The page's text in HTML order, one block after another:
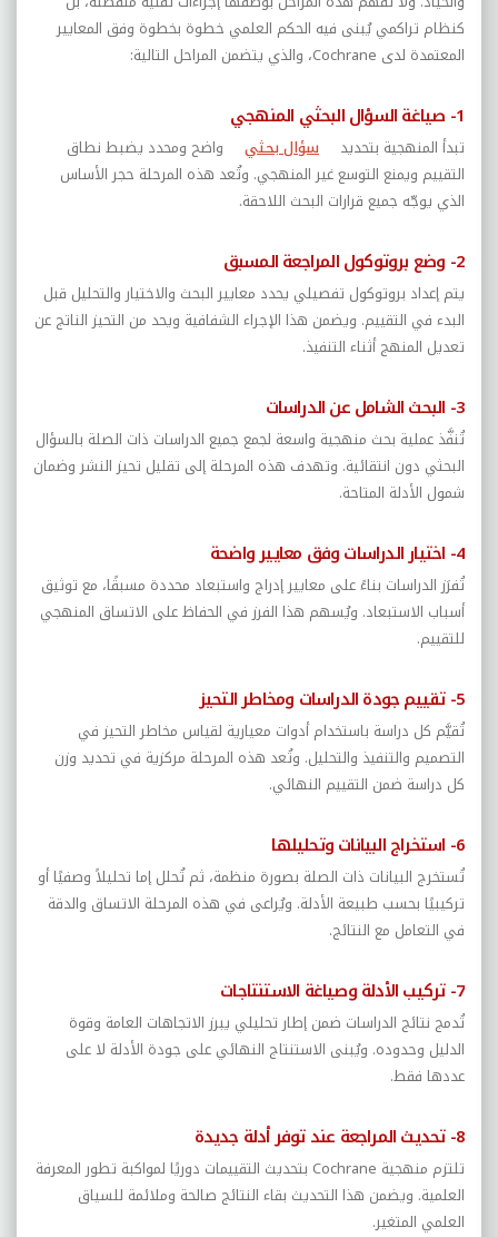
كنظام تراكمي يُبنى فيه الحكم العلمي خطوة بخطوة وفق المعايير
المعتمدة لدى Cochrane، والذي يتضمن المراحل التالية:
1- صياغة السؤال البحثي المنهجي
تبدأ المنهجية بتحديد سؤال بحثي
واضح ومحدد يضبط نطاق
التقييم ويمنع التوسع غير المنهجي. وتُعد هذه المرحلة حجر الأساس
الذي يوجّه جميع قرارات البحث اللاحقة.
2- وضع بروتوكول المراجعة المسبق
يتم إعداد بروتوكول تفصيلي يحدد معايير البحث والاختيار والتحليل قبل
البدء في التقييم. ويضمن هذا الإجراء الشفافية ويحد من التحيز الناتج عن
تعديل المنهج أثناء التنفيذ.
3- البحث الشامل عن الدراسات
تُنفَّذ عملية بحث منهجية واسعة لجمع جميع الدراسات ذات الصلة بالسؤال
البحثي دون انتقائية. وتهدف هذه المرحلة إلى تقليل تحيز النشر وضمان
شمول الأدلة المتاحة.
4- اختيار الدراسات وفق معايير واضحة
تُفرَز الدراسات بناءً على معايير إدراج واستبعاد محددة مسبقًا، مع توثيق
أسباب الاستبعاد. ويُسهم هذا الفرز في الحفاظ على الاتساق المنهجي
للتقييم.
5- تقييم جودة الدراسات ومخاطر التحيز
تُقيَّم كل دراسة باستخدام أدوات معيارية لقياس مخاطر التحيز في
التصميم والتنفيذ والتحليل. وتُعد هذه المرحلة مركزية في تحديد وزن
كل دراسة ضمن التقييم النهائي.
6- استخراج البيانات وتحليلها
تُستخرج البيانات ذات الصلة بصورة منظمة، ثم تُحلل إما تحليلاً وصفيًا أو
تركيبيًا بحسب طبيعة الأدلة. ويُراعى في هذه المرحلة الاتساق والدقة
في التعامل مع النتائج.
7- تركيب الأدلة وصياغة الاستنتاجات
تُدمج نتائج الدراسات ضمن إطار تحليلي يبرز الاتجاهات العامة وقوة
الدليل وحدوده. ويُبنى الاستنتاج النهائي على جودة الأدلة لا على
عددها فقط.
8- تحديث المراجعة عند توفر أدلة جديدة
تلتزم منهجية Cochrane بتحديث التقييمات دوريًا لمواكبة تطور المعرفة
العلمية. ويضمن هذا التحديث بقاء النتائج صالحة وملائمة للسياق
العلمي المتغير.